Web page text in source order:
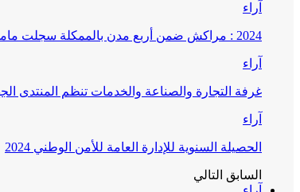
آراء
2024 : مراكش ضمن أربع مدن بالممكلة سجلت مامجموعه 656 قضية تتعلق بغسيل الأموال
آراء
غرفة التجارة والصناعة والخدمات تنظم المنتدى
آراء
الحصيلة السنوية للإدارة العامة للأمن الوطني 2024
السابق التالي